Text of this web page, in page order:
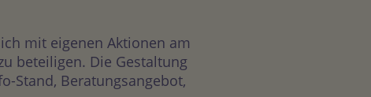
mit eigenen Aktionen am
beteiligen. Die Gestaltung
Stand, Beratungsangebot,